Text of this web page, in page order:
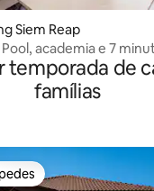
Siem Reap
Pool, academia e 7
temporada de
famílias